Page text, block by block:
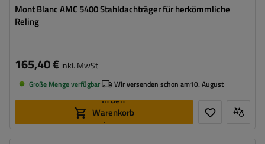
Mont Blanc AMC 5400 Stahldachträger für herkömmliche
Reling
165,40 €inkl. MwSt
Große Menge verfügbar Wir versenden schon am10. August
In den
Warenkorb
legen